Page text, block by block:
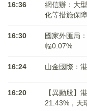
16:36
網信辦：大
化等措施保
16:30
國家外匯局
幅0.07%
16:24 山金國際：
16:20
【異動股】
21.43%，天